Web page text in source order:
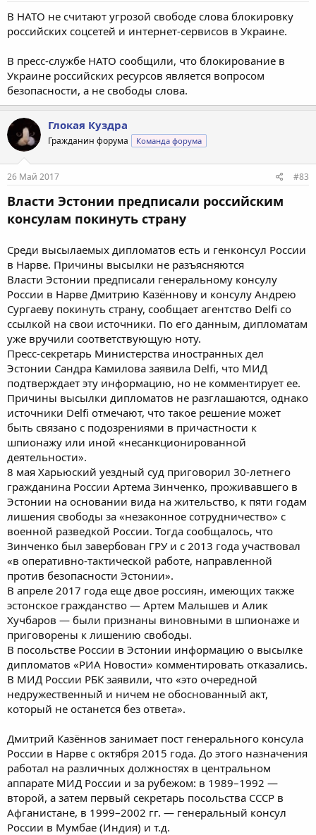
В НАТО не считают угрозой свободе слова блокировку
российских соцсетей и интернет-сервисов в Украине.
В пресс-службе НАТО сообщили, что блокирование в
Украине российских ресурсов является вопросом
безопасности, а не свободы слова.
Глокая Куздра
Гражданин форума Команда форума
26 Май 2017 #83
Власти Эстонии предписали российским
консулам покинуть страну
Среди высылаемых дипломатов есть и генконсул России
в Нарве. Причины высылки не разъясняются
Власти Эстонии предписали генеральному консулу
России в Нарве Дмитрию Казённову и консулу Андрею
Сургаеву покинуть страну, сообщает агентство Delfi со
ссылкой на свои источники. По его данным, дипломатам
уже вручили соответствующую ноту.
Пресс-секретарь Министерства иностранных дел
Эстонии Сандра Камилова заявила Delfi, что МИД
подтверждает эту информацию, но не комментирует ее.
Причины высылки дипломатов не разглашаются, однако
источники Delfi отмечают, что такое решение может
быть связано с подозрениями в причастности к
шпионажу или иной «несанкционированной
деятельности».
8 мая Харьюский уездный суд приговорил 30-летнего
гражданина России Артема Зинченко, проживавшего в
Эстонии на основании вида на жительство, к пяти годам
лишения свободы за «незаконное сотрудничество» с
военной разведкой России. Тогда сообщалось, что
Зинченко был завербован ГРУ и с 2013 года участвовал
«в оперативно-тактической работе, направленной
против безопасности Эстонии».
В апреле 2017 года еще двое россиян, имеющих также
эстонское гражданство — Артем Малышев и Алик
Хучбаров — были признаны виновными в шпионаже и
приговорены к лишению свободы.
В посольстве России в Эстонии информацию о высылке
дипломатов «РИА Новости» комментировать отказались.
В МИД России РБК заявили, что «это очередной
недружественный и ничем не обоснованный акт,
который не останется без ответа».
Дмитрий Казённов занимает пост генерального консула
России в Нарве с октября 2015 года. До этого назначения
работал на различных должностях в центральном
аппарате МИД России и за рубежом: в 1989–1992 —
второй, а затем первый секретарь посольства СССР в
Афганистане, в 1999–2002 гг. — генеральный консул
России в Мумбае (Индия) и т.д.